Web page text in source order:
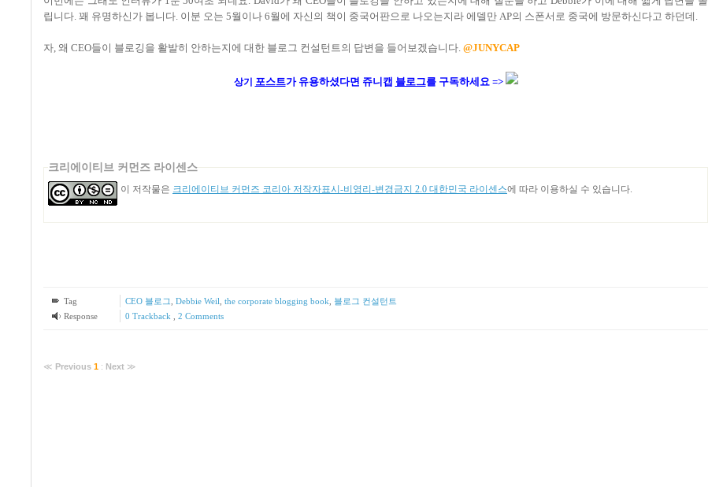
립니다. 꽤 유명하신가 봅니다. 이분 오는 5월이나 6월에 자신의 책이 중국어판으로 나오는지라 에델만 AP의 스폰서로 중국에 방문하신다고 하던데.
자, 왜 CEO들이 블로깅을 활발히 안하는지에 대한 블로그 컨설턴트의 답변을 들어보겠습니다. @JUNYCAP
상기 포스트가유용하셨다면 쥬니캡 블로그를 구독하세요 =>
크리에이티브 커먼즈 라이센스
이 저작물은 크리에이티브 커먼즈 코리아 저작자표시-비영리-변경금지 2.0 대한민국 라이센스에 따라 이용하실 수 있습니다.
Tag CEO 블로그 Debbie Weil the corporate blogging book 블로그 컨설턴트
Response
0 Trackback 2 Comments
≪ Previous 1 : Next ≫